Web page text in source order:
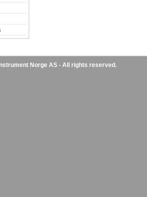
Norge AS - All rights reserved.